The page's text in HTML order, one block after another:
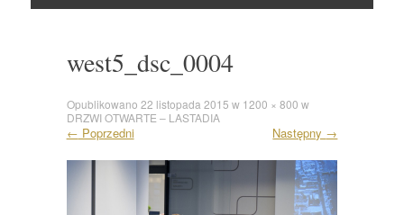
west5_dsc_0004
Opublikowano 22 listopada 2015 w 1200 × 800 w
DRZWI OTWARTE – LASTADIA
← Poprzedni Następny →